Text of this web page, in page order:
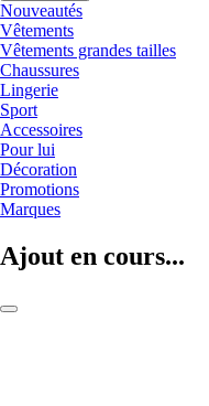
Nouveautés
Vêtements
Vêtements grandes tailles
Chaussures
Lingerie
Sport
Accessoires
Pour lui
Décoration
Promotions
Marques
Ajout en cours...